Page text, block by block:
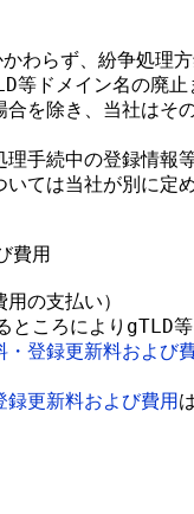
わらず、紛争処理
ドメイン名の廃止
を除き、当社はそ
手続中の登録情報
ては当社が別に定
費用
の支払い）
ところによりgTLD
・登録更新料および
録更新料および費用